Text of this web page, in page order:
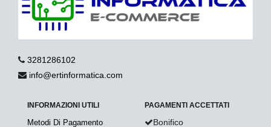
3281286102
info@ertinformatica.com
INFORMAZIONI UTILI
Metodi Di Pagamento
PAGAMENTI ACCETTATI
Bonifico